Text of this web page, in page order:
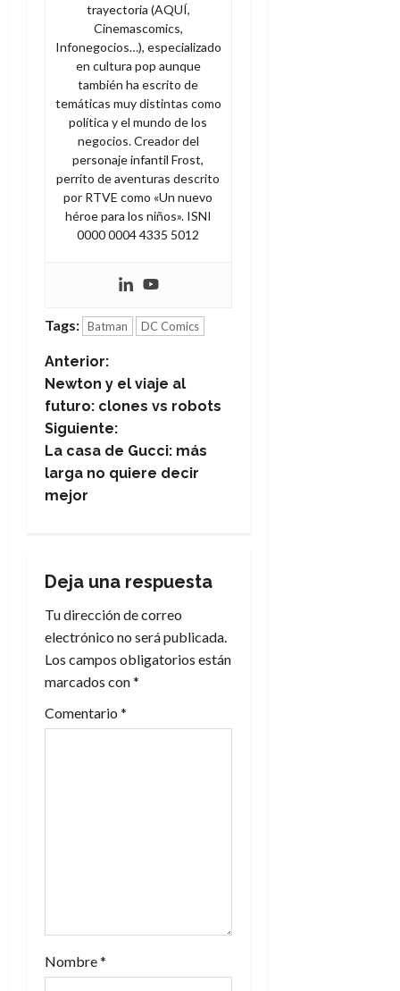
trayectoria (AQUÍ,
Cinemascomics,
Infonegocios…), especializado
en cultura pop aunque
también ha escrito de
temáticas muy distintas como
política y el mundo de los
negocios. Creador del
personaje infantil Frost,
perrito de aventuras descrito
por RTVE como «Un nuevo
héroe para los niños». ISNI
0000 0004 4335 5012
Tags: Batman DC Comics
N
a
v
e
c
i
ó
n
r
a
Anterior:
Newton y el viaje al
futuro: clones vs robots
Siguiente:
La casa de Gucci: más
larga no quiere decir
mejor
Deja una respuesta
Tu dirección de correo
electrónico no será publicada.
Los campos obligatorios están
marcados con*
Comentario *
Nombre*